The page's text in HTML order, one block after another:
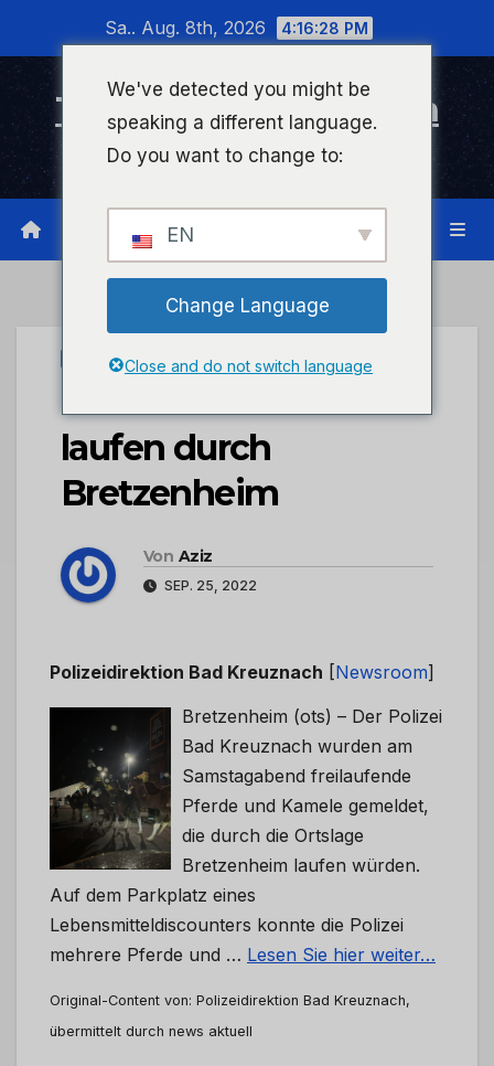
wechseln
Sa.. Aug. 8th, 2026 4:16:29 PM
Timeline Bad Kreuznach
Infonetzwerk für Bad Kreuznach
UNCATEGORIZED
POL-PDKH: Kamele
laufen durch
Bretzenheim
Von Aziz
SEP. 25, 2022
Polizeidirektion Bad Kreuznach [Newsroom]
Bretzenheim (ots) – Der Polizei
Bad Kreuznach wurden am
Samstagabend freilaufende
Pferde und Kamele gemeldet,
die durch die Ortslage
Bretzenheim laufen würden.
Auf dem Parkplatz eines
Lebensmitteldiscounters konnte die Polizei
mehrere Pferde und … Lesen Sie hier weiter…
Original-Content von: Polizeidirektion Bad Kreuznach,
übermittelt durch news aktuell
We've detected you might be
speaking a different language.
Do you want to change to:
EN
Change Language
Close and do not switch language